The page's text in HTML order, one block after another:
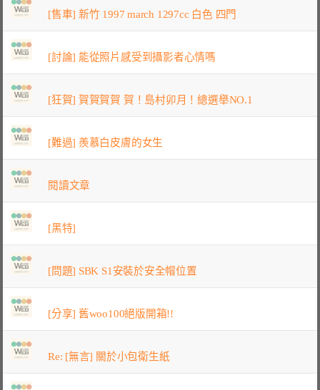
[售車] 新竹 1997 march 1297cc 白色 四門
[討論] 能從照片感受到攝影者心情嗎
[狂賀] 賀賀賀賀 賀！島村卯月！總選舉NO.1
[難過] 羨慕白皮膚的女生
閱讀文章
[黑特]
[問題] SBK S1安裝於安全帽位置
[分享] 舊woo100絕版開箱!!
Re: [無言] 關於小包衛生紙